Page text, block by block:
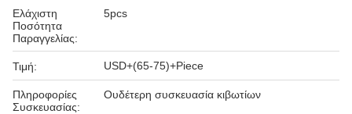
Ελάχιστη
Ποσότητα
Παραγγελίας:
5pcs
Τιμή: USD+(65-75)+Piece
Πληροφορίες
Συσκευασίας:
Ουδέτερη συσκευασία κιβωτίων